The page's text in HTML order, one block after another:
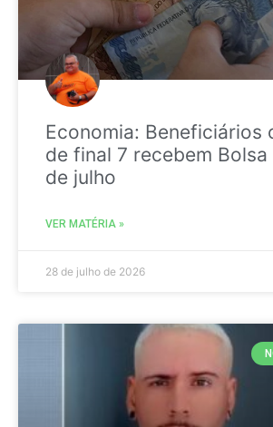
Economia: Beneficiários
de final 7 recebem Bolsa
de julho
VER MATÉRIA »
28 de julho de 2026